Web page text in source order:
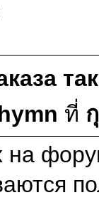
ที่
на